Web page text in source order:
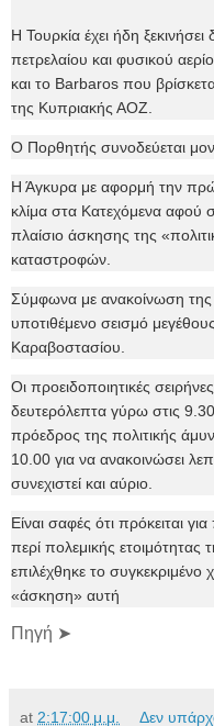
Η Τουρκία έχει ήδη
πετρελαίου και φυσικού
και το Barbaros που
της Κυπριακής ΑΟΖ.
Ο Πορθητής συνοδεύεται
Η Άγκυρα με αφορμή την
κλίμα στα Κατεχόμενα αφού
πλαίσιο άσκησης της
καταστροφών.
Σύμφωνα με ανακοίνωση
υποτιθέμενο σεισμό
Καραβοστασίου.
Οι προειδοποιητικές
δευτερόλεπτα γύρω στις
πρόεδρος της πολιτικής
10.00 για να ανακοινώσει
συνεχιστεί και αύριο.
Είναι σαφές ότι πρόκειται
περί πολεμικής ετοιμότητας
επιλέχθηκε το συγκεκριμένο
«άσκηση» αυτή
Πηγή ➤
at 2:17:00 μ.μ. Δεν